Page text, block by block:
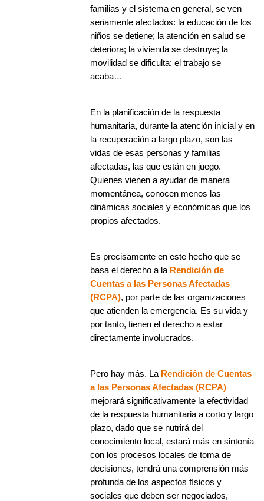
familias y el sistema en general, se ven
seriamente afectados: la educación de los
niños se detiene; la atención en salud se
deteriora; la vivienda se destruye; la
movilidad se dificulta; el trabajo se
acaba…
En la planificación de la respuesta
humanitaria, durante la atención inicial y en
la recuperación a largo plazo, son las
vidas de esas personas y familias
afectadas, las que están en juego.
Quienes vienen a ayudar de manera
momentánea, conocen menos las
dinámicas sociales y económicas que los
propios afectados.
Es precisamente en este hecho que se
basa el derecho a la Rendición de
Cuentas a las Personas Afectadas
(RCPA), por parte de las organizaciones
que atienden la emergencia. Es su vida y
por tanto, tienen el derecho a estar
directamente involucrados.
Pero hay más. La Rendición de Cuentas
a las Personas Afectadas (RCPA)
mejorará significativamente la efectividad
de la respuesta humanitaria a corto y largo
plazo, dado que se nutrirá del
conocimiento local, estará más en sintonía
con los procesos locales de toma de
decisiones, tendrá una comprensión más
profunda de los aspectos físicos y
sociales que deben ser negociados,